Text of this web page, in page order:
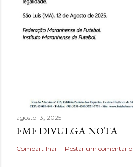
agosto 13, 2025
FMF DIVULGA NOTA
Compartilhar Postar um comentário